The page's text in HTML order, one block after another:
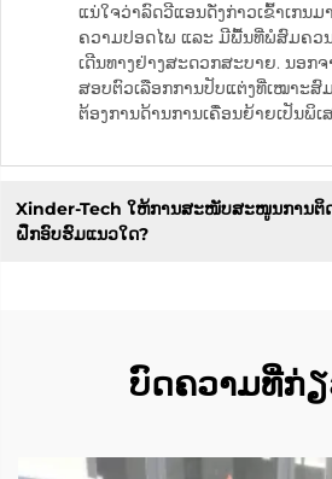
ແນ່ໃຈວ່າລົດວີແອນດັ່ງກ່າວເຂົ້າເກນມ
ຄວາມປອດໄພ ແລະ ມີພື້ນທີ່ພໍສົມຄວ
ເດີນທາງຢ່າງສະດວກສະບາຍ. ນອກ
ສອບຕົວເລືອກການປັບແຕ່ງທີ່ເໝາະສົ
ຕ້ອງການດ້ານການເຄື່ອນຍ້າຍເປັນພິເ
Xinder-Tech ໃຫ້ການສະໜັບສະໜູນການຕິ
ຝຶກອົບຮົມແນວໃດ?
ບົດຄວາມທີ່ກ່